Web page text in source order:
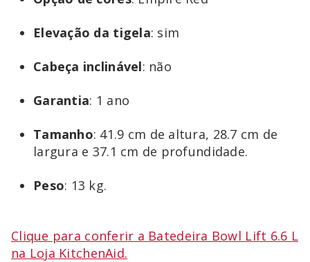
Elevação da tigela: sim
Cabeça inclinável: não
Garantia: 1 ano
Tamanho: 41.9 cm de altura, 28.7 cm de
largura e 37.1 cm de profundidade.
Peso: 13 kg.
Clique para conferir a Batedeira Bowl Lift 6.6 L
na Loja KitchenAid.